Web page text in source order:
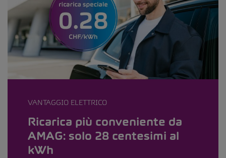
VANTAGGIO ELETTRICO
Ricarica più conveniente da
AMAG: solo 28 centesimi al
kWh